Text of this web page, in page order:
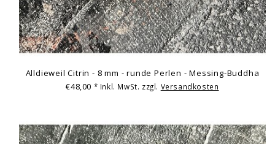
Alldieweil Citrin - 8 mm - runde Perlen - Messing-Buddha
€48,00 * Inkl. MwSt. zzgl. Versandkosten